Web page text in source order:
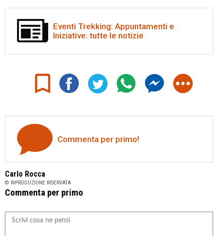
Eventi Trekking: Appuntamenti e
Iniziative: tutte le notizie
Commenta per primo!
Carlo Rocca
© RIPRODUZIONE RISERVATA
Commenta per primo